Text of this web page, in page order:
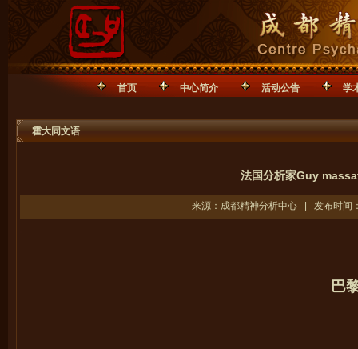
首页 中心简介 活动公告 学
霍大同文语
法国分析家Guy
来源：成都精神分析中心 | 发布时
巴